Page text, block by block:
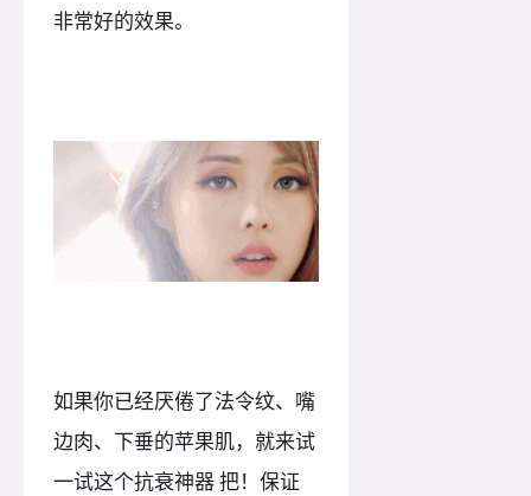
非常好的效果。
如果你已经厌倦了法令纹、嘴
边肉、下垂的苹果肌，就来试
一试这个抗衰神器 把！保证